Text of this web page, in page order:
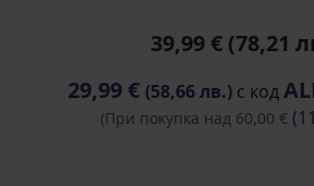
39,99 € (78,21
29,99 € (58,66 лв.) с код
(При покупка над 60,00 €